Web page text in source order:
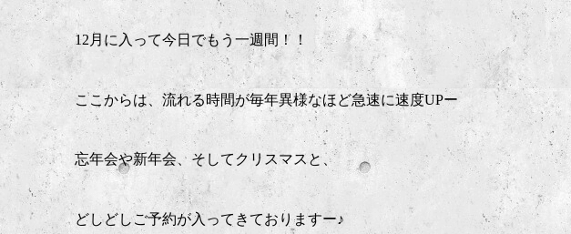
12月に入って今日でもう一週間！！
ここからは、流れる時間が毎年異様なほど急速に速度UPー
忘年会や新年会、そしてクリスマスと、
どしどしご予約が入ってきておりますー♪